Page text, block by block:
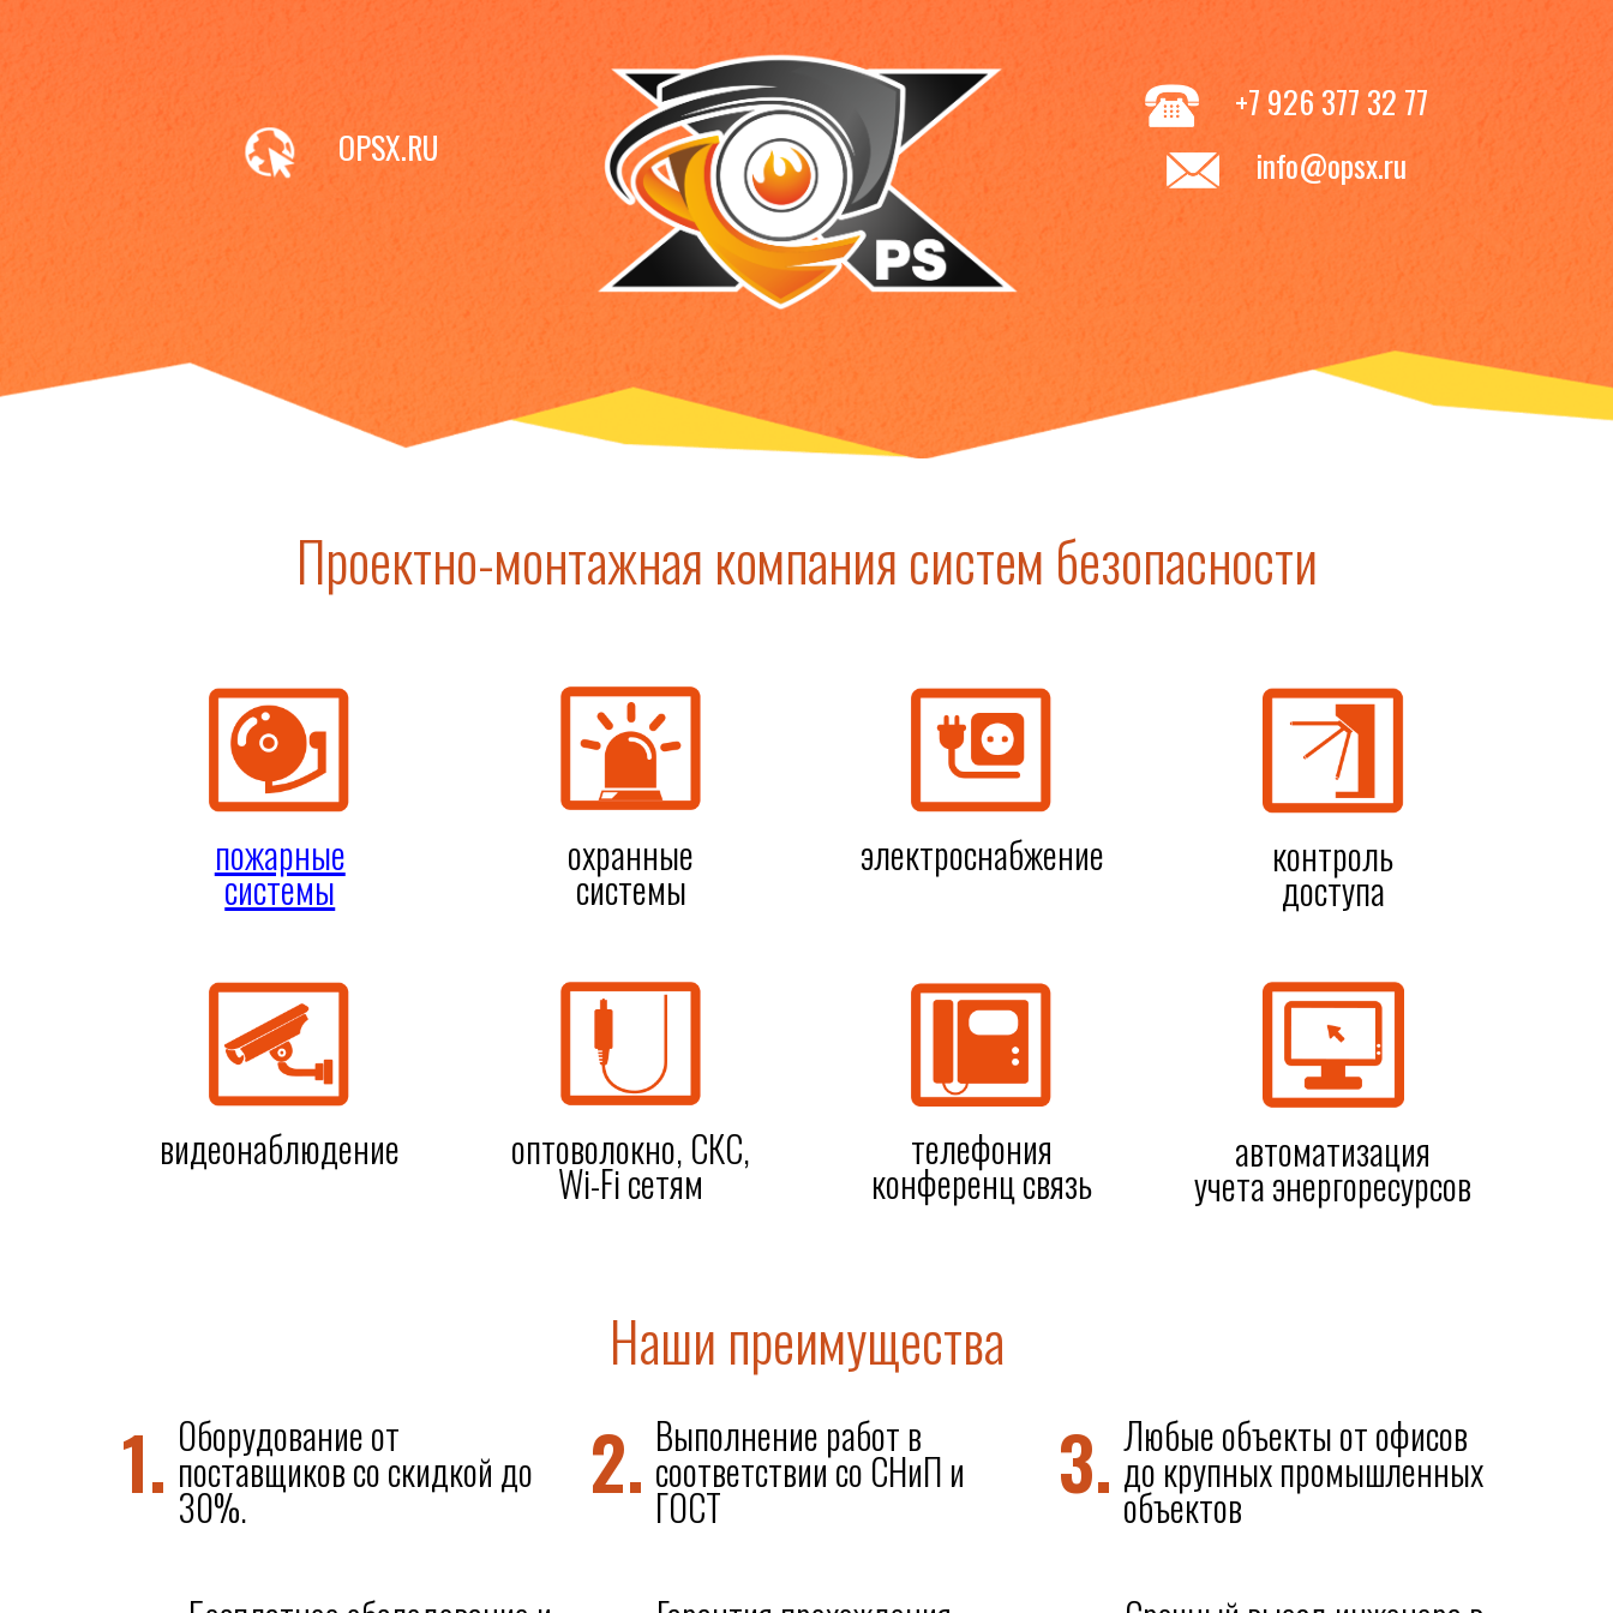
OPSX.RU
+7 926 377 32 77
info@opsx.ru
Проектно-монтажная компания систем безопасности
пожарные
системы
охранные
системы
электроснабжение контроль
доступа
видеонаблюдение оптоволокно, СКС,
Wi-Fi сетям
телефония
конференц связь
автоматизация
учета энергоресурсов
Наши преимущества
1. Оборудование от
поставщиков со скидкой до
30%. 2. Выполнение работ в
соответствии со СНиП и
ГОСТ 3. Любые объекты от офисов
до крупных промышленных
объектов